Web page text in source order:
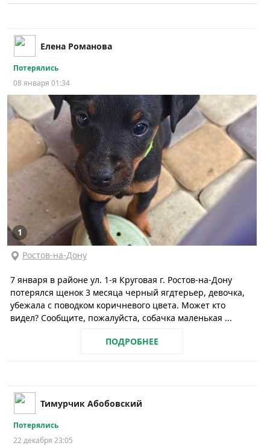
Елена Романова
Потерялись
08 января 01:34
1
Ростов-на-Дону
7 января в районе ул. 1-я Круговая г. Ростов-на-Дону
потерялся щенок 3 месяца черный ягдтерьер, девочка,
убежала с поводком коричневого цвета. Может кто
видел? Сообщите, пожалуйста, собачка маленькая ...
ПОДРОБНЕЕ
Тимурчик Абобовский
Потерялись
22 декабря 23:05